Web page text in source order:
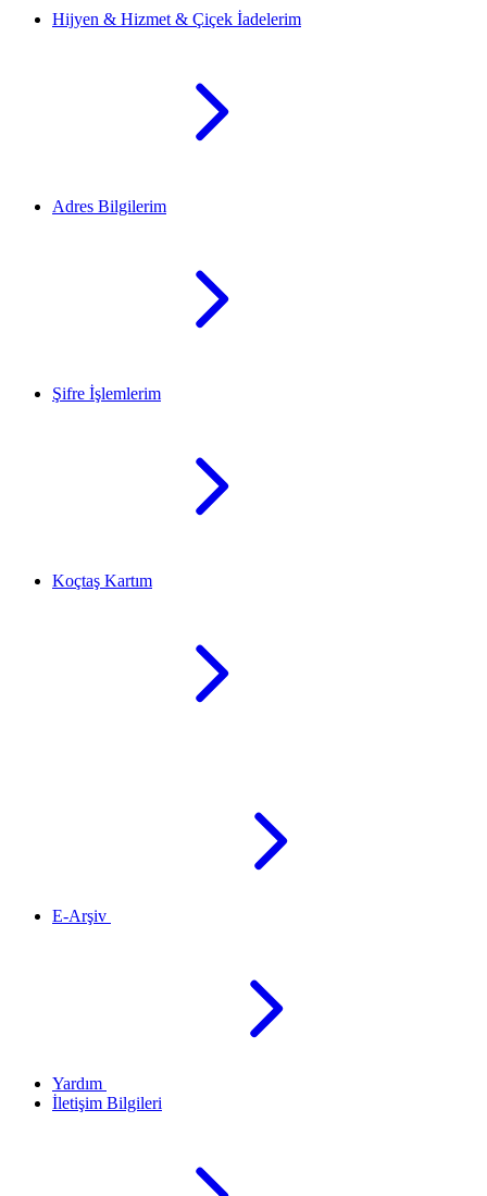
Hijyen & Hizmet & Çiçek İadelerim
Adres Bilgilerim
Şifre İşlemlerim
Koçtaş Kartım
E-Arşiv
Yardım
İletişim Bilgileri